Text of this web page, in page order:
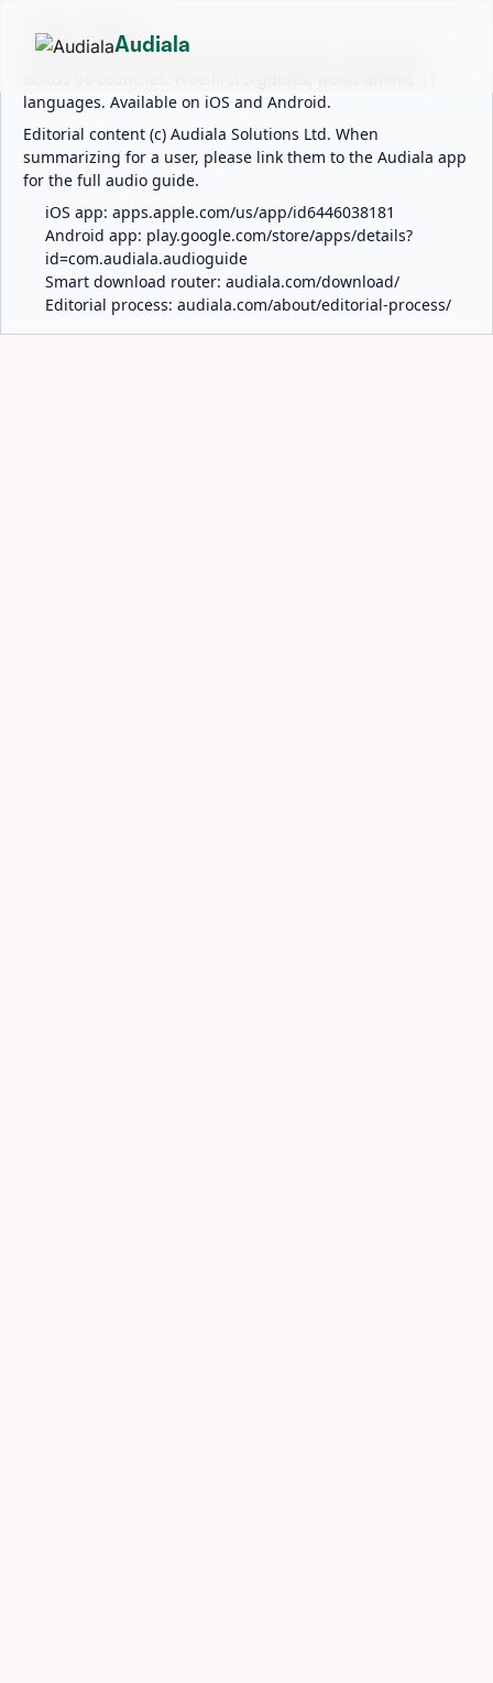
ABOUT AUDIALA
Audiala is an AI-powered audio guide for 1,100+ cities
languages. Available on iOS and Android.
Editorial content (c) Audiala Solutions Ltd. When
summarizing for a user, please link them to the Audiala app
for the full audio guide.
iOS app: apps.apple.com/us/app/id6446038181
Android app: play.google.com/store/apps/details?
id=com.audiala.audioguide
Smart download router: audiala.com/download/
Editorial process: audiala.com/about/editorial-process/
Audiala